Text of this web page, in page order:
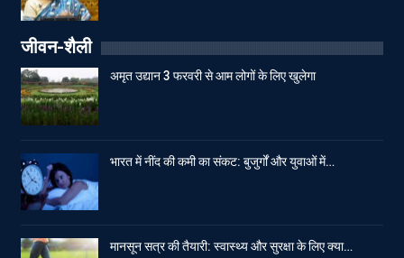
जीवन-शैली
अमृत उद्यान 3 फरवरी से आम लोगों के लिए खुलेगा
भारत में नींद की कमी का संकट: बुजुर्गों और युवाओं में…
मानसून सत्र की तैयारी: स्वास्थ्य और सुरक्षा के लिए क्या…